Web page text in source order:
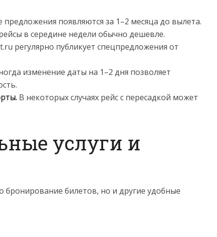
появляются за 1–2 месяца до вылета.
в середине недели обычно дешевле.
регулярно публикует спецпредложения от
изменение даты на 1–2 дня позволяет
В некоторых случаях рейс с пересадкой может
услуги и
бронирование билетов, но и другие удобные